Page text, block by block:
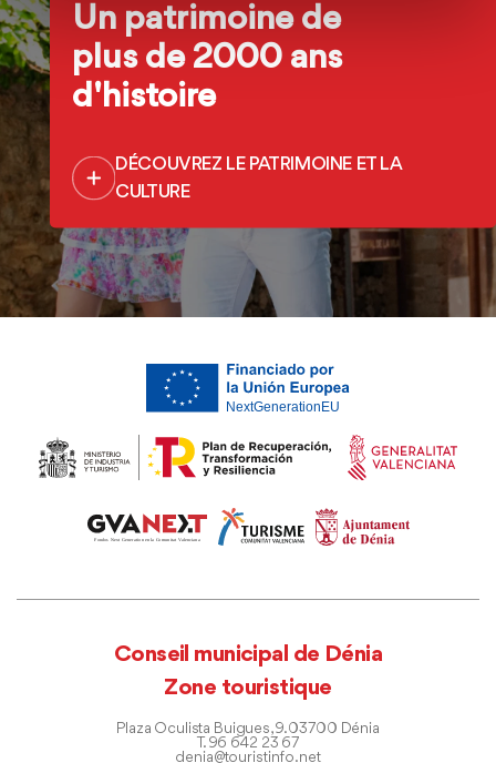
Un patrimoine de
plus de 2000 ans
d'histoire
DÉCOUVREZ LE PATRIMOINE ET LA
CULTURE
Conseil municipal de Dénia
Zone touristique
Plaza Oculista Buigues, 9. 03700 Dénia
T. 96 642 23 67
denia@touristinfo.net